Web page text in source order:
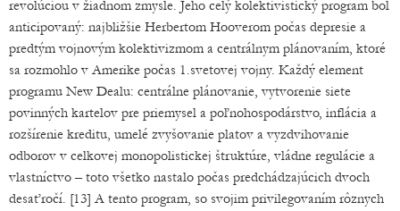
revolúciou v žiadnom zmysle. Jeho celý kolektivistický program bol
anticipovaný: najbližšie Herbertom Hooverom počas depresie a
predtým vojnovým kolektivizmom a centrálnym plánovaním, ktoré
sa rozmohlo v Amerike počas 1.svetovej vojny. Každý element
programu New Dealu: centrálne plánovanie, vytvorenie siete
povinných kartelov pre priemysel a poľnohospodárstvo, inflácia a
rozšírenie kreditu, umelé zvyšovanie platov a vyzdvihovanie
odborov v celkovej monopolistickej štruktúre, vládne regulácie a
vlastníctvo – toto všetko nastalo počas predchádzajúcich dvoch
desaťročí. [13] A tento program, so svojim privilegovaním rôznych